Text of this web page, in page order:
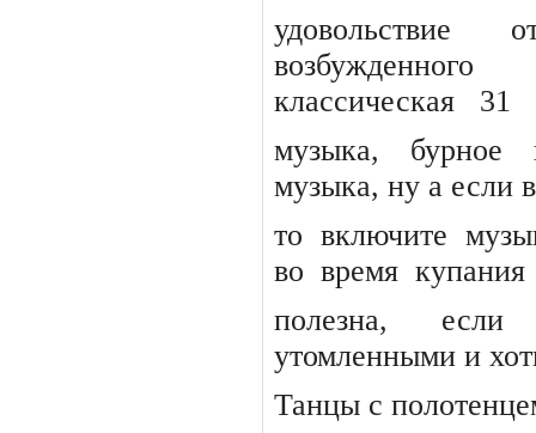
удовольствие
возбужденного
классическая
31
музыка, бурное
музыка, ну а если
то включите
во время купания
полезна,
утомленными и
Танцы с